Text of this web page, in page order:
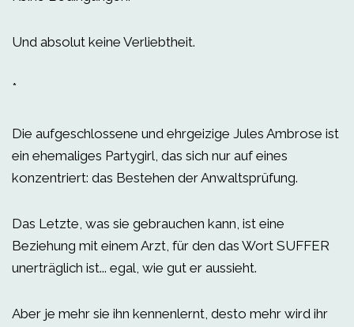
Und absolut keine Verliebtheit.
*
Die aufgeschlossene und ehrgeizige Jules Ambrose ist
ein ehemaliges Partygirl, das sich nur auf eines
konzentriert: das Bestehen der Anwaltsprüfung.
Das Letzte, was sie gebrauchen kann, ist eine
Beziehung mit einem Arzt, für den das Wort SUFFER
unerträglich ist... egal, wie gut er aussieht.
Aber je mehr sie ihn kennenlernt, desto mehr wird ihr